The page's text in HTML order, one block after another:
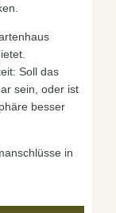
Soll das
sein, oder ist
besser
in